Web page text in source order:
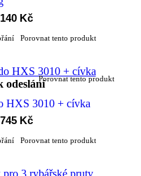
Kč
Porovnat tento produkt
odesláníPorovnat tento produkt
HXS 3010 + cívka
Kč
Porovnat tento produkt